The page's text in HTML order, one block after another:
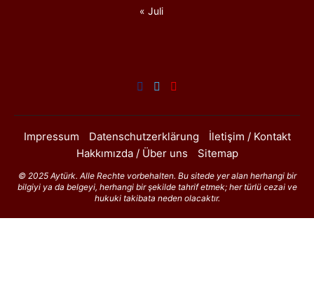
« Juli
Impressum Datenschutzerklärung
İletişim / Kontakt
Hakkımızda / Über uns
Sitemap
© 2025 Aytürk. Alle Rechte vorbehalten. Bu sitede yer alan herhangi bir
bilgiyi ya da belgeyi, herhangi bir şekilde tahrif etmek; her türlü cezai ve
hukuki takibata neden olacaktır.